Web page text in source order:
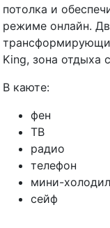
потолка и
режиме онлайн.
King, зона отдыха
В каюте:
фен
ТВ
радио
телефон
мини-
сейф